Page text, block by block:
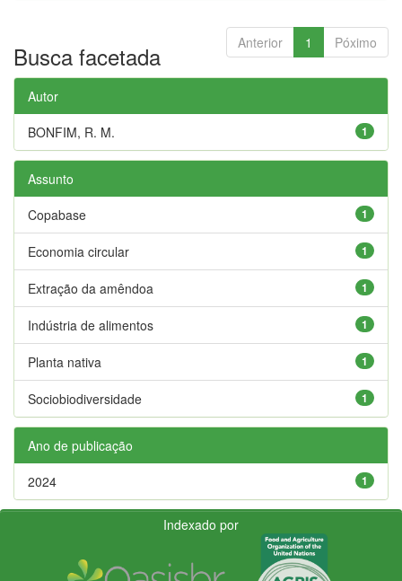
Anterior 1 Póximo
Busca facetada
Autor
1
BONFIM, R. M.
Assunto
1
Copabase
1
Economia circular
1
Extração da amêndoa
1
Indústria de alimentos
1
Planta nativa
1
Sociobiodiversidade
Ano de publicação
1
2024
Indexado por